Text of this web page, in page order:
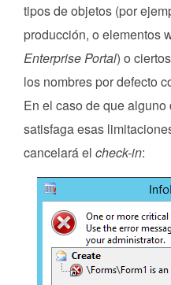
tipos de objetos (por
producción, o elementos
Enterprise Portal) o
los nombres por defecto
En el caso de que
satisfaga esas
cancelará el check-in: